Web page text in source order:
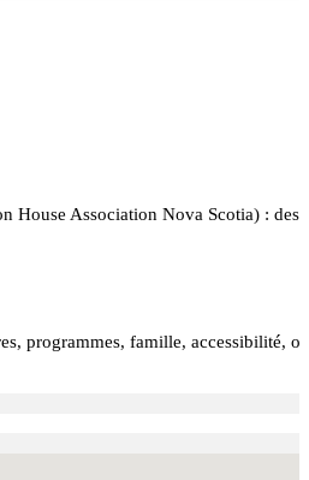
House Association Nova Scotia) :
programmes, famille, accessibilité,